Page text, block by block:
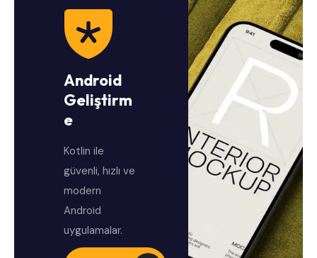
Android
Geliştirm
e
Kotlin ile
güvenli, hızlı ve
modern
Android
uygulamalar.